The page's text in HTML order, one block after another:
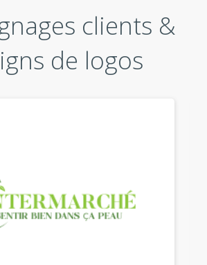
clients &
de logos